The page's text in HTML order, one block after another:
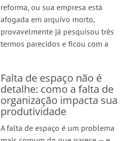
reforma, ou sua empresa está
afogada em arquivo morto,
provavelmente já pesquisou três
termos parecidos e ficou com a
Falta de espaço não é
detalhe: como a falta de
organização impacta sua
produtividade
A falta de espaço é um problema